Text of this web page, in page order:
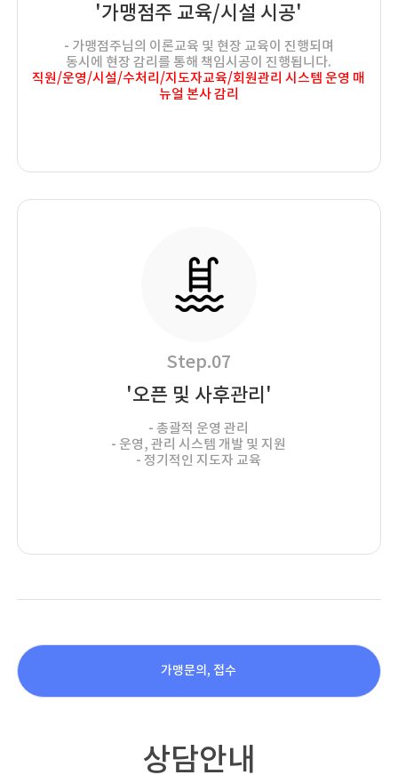
'가맹점주 교육/시설 시공'
- 가맹점주님의 이론교육 및 현장 교육이 진행되며
동시에 현장 감리를 통해 책임시공이 진행됩니다.
직원/운영/시설/수처리/지도자교육/회원관리 시스템 운영 매
뉴얼 본사 감리
Step.07
'오픈 및 사후관리'
- 총괄적 운영 관리
- 운영, 관리 시스템 개발 및 지원
- 정기적인 지도자 교육
가맹문의, 접수
상담안내